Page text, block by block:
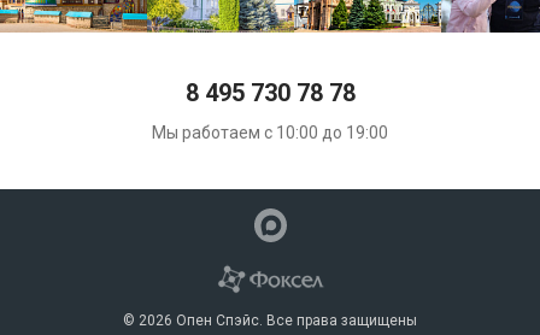
8 495 730 78 78
Мы работаем с 10:00 до 19:00
© 2026 Опен Спэйс. Все права защищены